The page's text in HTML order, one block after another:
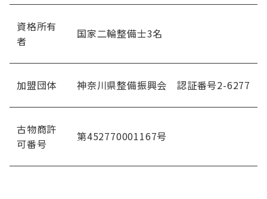
資格所有
者
国家二輪整備士3名
加盟団体 神奈川県整備振興会 認証番号2-6277
古物商許
可番号
第452770001167号